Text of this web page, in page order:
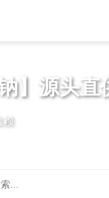
】源头直
赖